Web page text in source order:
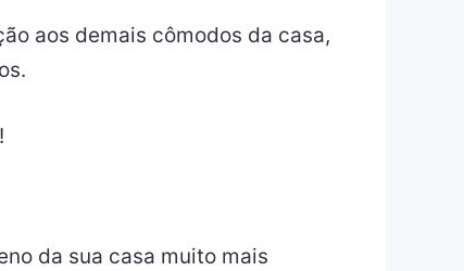
aos demais cômodos da casa,
da sua casa muito mais